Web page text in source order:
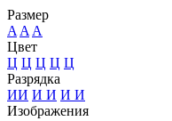
Размер
A A A
Цвет
Ц Ц Ц Ц Ц
Разрядка
ИИ И И И И
Изображения